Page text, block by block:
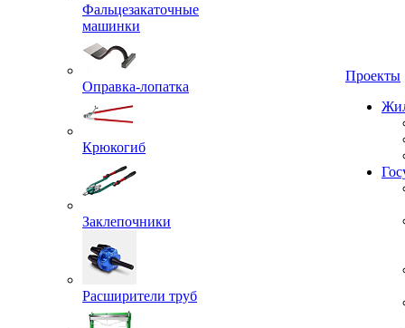
Фальцезакаточные
машинки
Оправка-лопатка
Крюкогиб
Заклепочники
Расширители труб